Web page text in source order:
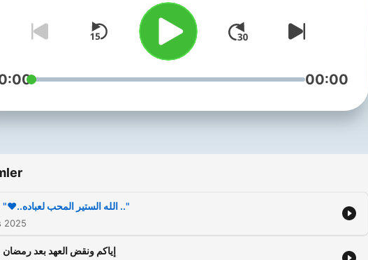
00:00
"♥️..الله الستير المحب لعباده .."
2025
إياكم ونقض العهد بعد رمضان